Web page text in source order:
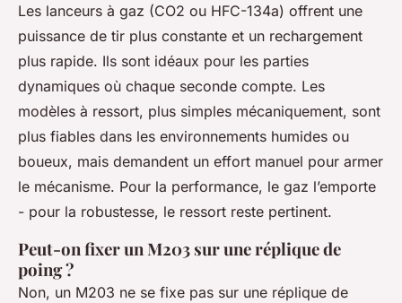
Les lanceurs à gaz (CO2 ou HFC-134a) offrent une
puissance de tir plus constante et un rechargement
plus rapide. Ils sont idéaux pour les parties
dynamiques où chaque seconde compte. Les
modèles à ressort, plus simples mécaniquement, sont
plus fiables dans les environnements humides ou
boueux, mais demandent un effort manuel pour armer
le mécanisme. Pour la performance, le gaz l’emporte
- pour la robustesse, le ressort reste pertinent.
Peut-on fixer un M203 sur une réplique de
poing ?
Non, un M203 ne se fixe pas sur une réplique de